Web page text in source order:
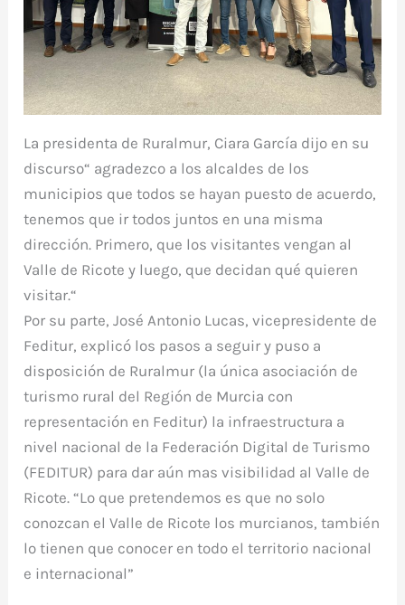
La presidenta de Ruralmur, Ciara García dijo en su
discurso“ agradezco a los alcaldes de los
municipios que todos se hayan puesto de acuerdo,
tenemos que ir todos juntos en una misma
dirección. Primero, que los visitantes vengan al
Valle de Ricote y luego, que decidan qué quieren
visitar.“
Por su parte, José Antonio Lucas, vicepresidente de
Feditur, explicó los pasos a seguir y puso a
disposición de Ruralmur (la única asociación de
turismo rural del Región de Murcia con
representación en Feditur) la infraestructura a
nivel nacional de la Federación Digital de Turismo
(FEDITUR) para dar aún mas visibilidad al Valle de
Ricote. “Lo que pretendemos es que no solo
conozcan el Valle de Ricote los murcianos, también
lo tienen que conocer en todo el territorio nacional
e internacional”